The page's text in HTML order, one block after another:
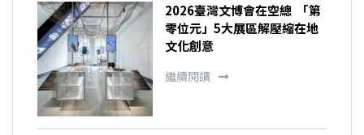
2026臺灣文博會在空總 「第
零位元」5大展區解壓縮在地
文化創意
繼續閱讀